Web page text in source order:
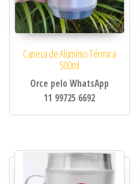
Caneca de Alumínio Térmica
500ml
Orce pelo WhatsApp
11 99725 6692